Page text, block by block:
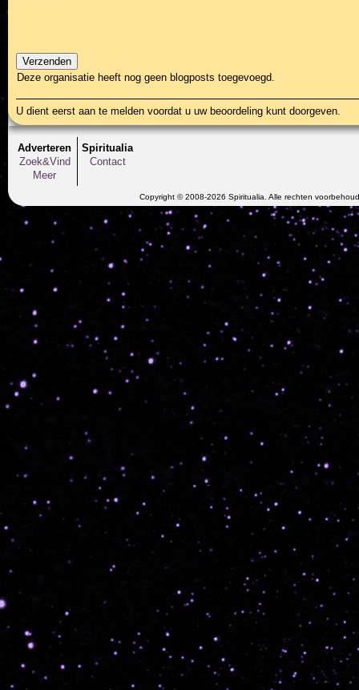
Deze organisatie heeft nog geen blogposts toegevoegd.
U dient eerst aan te melden voordat u uw beoordeling kunt doorgeven.
Adverteren
Zoek&Vind
Meer
Spiritualia
Contact
Copyright © 2008-2026 Spiritualia. Alle rechten